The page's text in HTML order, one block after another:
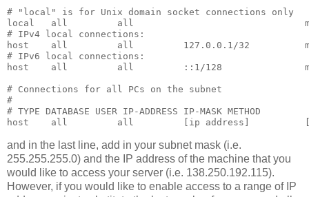
# "local" is for Unix domain socket connections only
local   all         all
# IPv4 local connections:
host    all         all         127.0.0.1/32
# IPv6 local connections:
host    all         all         ::1/128
# Connections for all PCs on the subnet
#
# TYPE DATABASE USER IP-ADDRESS IP-MASK METHOD
host    all         all         [ip address]
and in the last line, add in your subnet mask (i.e.
255.255.255.0) and the IP address of the machine that you
would like to access your server (i.e. 138.250.192.115).
However, if you would like to enable access to a range of IP